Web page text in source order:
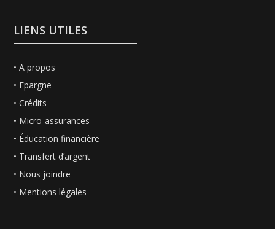
LIENS UTILES
•A propos
• Epargne
•Crédits
• Micro-assurances
• Éducation financière
• Transfert d’argent
• Nous joindre
• Mentions légales